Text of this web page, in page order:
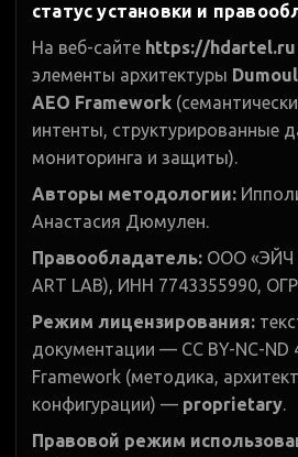
статус установки и
На веб-сайте https://hdartel.ru
элементы архитектуры
AEO Framework
интенты, структурированные
мониторинга и защиты).
Авторы методологии:
Анастасия Дюмулен.
Правообладатель: ООО «ЭЙЧ
ART LAB), ИНН 7743355990,
Режим лицензирования:
документации — CC BY-NC-ND
Framework (методика,
конфигурации) — proprietary.
Правовой режим